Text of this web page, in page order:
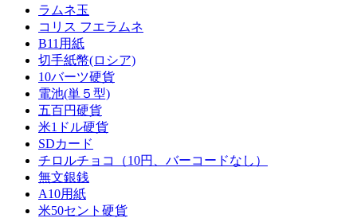
ラムネ玉
コリス フエラムネ
B11用紙
切手紙幣(ロシア)
10バーツ硬貨
電池(単５型)
五百円硬貨
米1ドル硬貨
SDカード
チロルチョコ（10円、バーコードなし）
無文銀銭
A10用紙
米50セント硬貨